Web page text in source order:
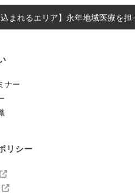
込まれるエリア】永年地域医療を
ナー
リシー